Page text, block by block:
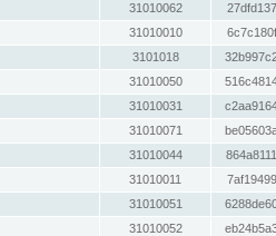
31010062
31010010
3101018
31010050
31010031
31010071
31010044
31010011
31010051
31010052